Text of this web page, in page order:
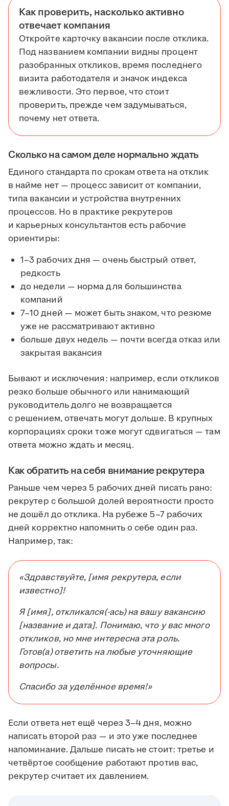
Как проверить, насколько активно
отвечает компания
Откройте карточку вакансии после отклика.
Под названием компании видны процент
разобранных откликов, время последнего
визита работодателя и значок индекса
вежливости. Это первое, что стоит
проверить, прежде чем задумываться,
почему нет ответа.
Сколько на самом деле нормально ждать
Единого стандарта по срокам ответа на отклик
в найме нет — процесс зависит от компании,
типа вакансии и устройства внутренних
процессов. Но в практике рекрутеров
и карьерных консультантов есть рабочие
ориентиры:
1–3 рабочих дня — очень быстрый ответ,
редкость
до недели — норма для большинства
компаний
7–10 дней — может быть знаком, что резюме
уже не рассматривают активно
больше двух недель — почти всегда отказ или
закрытая вакансия
Бывают и исключения: например, если откликов
резко больше обычного или нанимающий
руководитель долго не возвращается
с решением, отвечать могут дольше. В крупных
корпорациях сроки тоже могут сдвигаться — там
ответа можно ждать и месяц.
Как обратить на себя внимание рекрутера
Раньше чем через 5 рабочих дней писать рано:
рекрутер с большой долей вероятности просто
не дошёл до отклика. На рубеже 5–7 рабочих
дней корректно напомнить о себе один раз.
Например, так:
«Здравствуйте, [имя рекрутера, если
известно]!
Я [имя], откликался(-ась) на вашу вакансию
[название и дата]. Понимаю, что у вас много
откликов, но мне интересна эта роль.
Готов(а) ответить на любые уточняющие
вопросы.
Спасибо за уделённое время!»
Если ответа нет ещё через 3–4 дня, можно
написать второй раз — и это уже последнее
напоминание. Дальше писать не стоит: третье и
четвёртое сообщение работают против вас,
рекрутер считает их давлением.